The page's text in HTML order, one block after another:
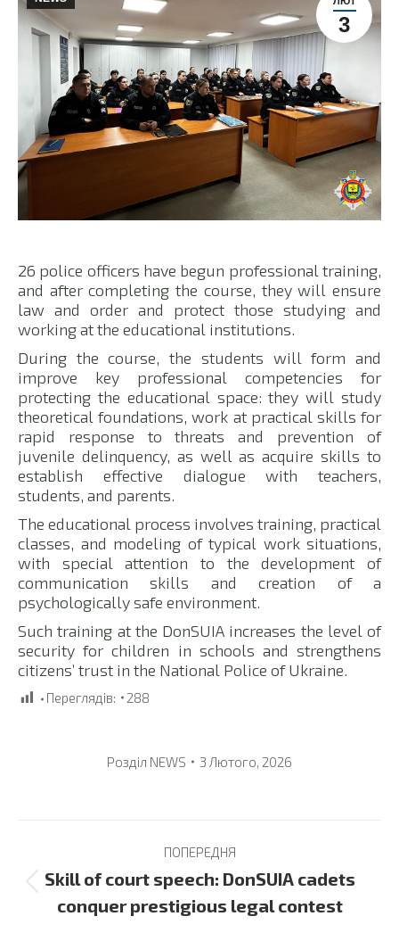
3
26 police officers have begun professional training,
and after completing the course, they will ensure
law and order and protect those studying and
working at the educational institutions.
During the course, the students will form and
improve key professional competencies for
protecting the educational space: they will study
theoretical foundations, work at practical skills for
rapid response to threats and prevention of
juvenile delinquency, as well as acquire skills to
establish effective dialogue with teachers,
students, and parents.
The educational process involves training, practical
classes, and modeling of typical work situations,
with special attention to the development of
communication skills and creation of a
psychologically safe environment.
Such training at the DonSUIA increases the level of
security for children in schools and strengthens
citizens’ trust in the National Police of Ukraine.
Переглядів: 288
Розділ NEWS 3 Лютого, 2026
navigation
ПОПЕРЕДНЯ
Previous
post:
Skill of court speech: DonSUIA cadets
conquer prestigious legal contest